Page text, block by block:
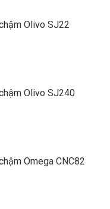
Olivo SJ22
Olivo SJ240
Omega CNC82